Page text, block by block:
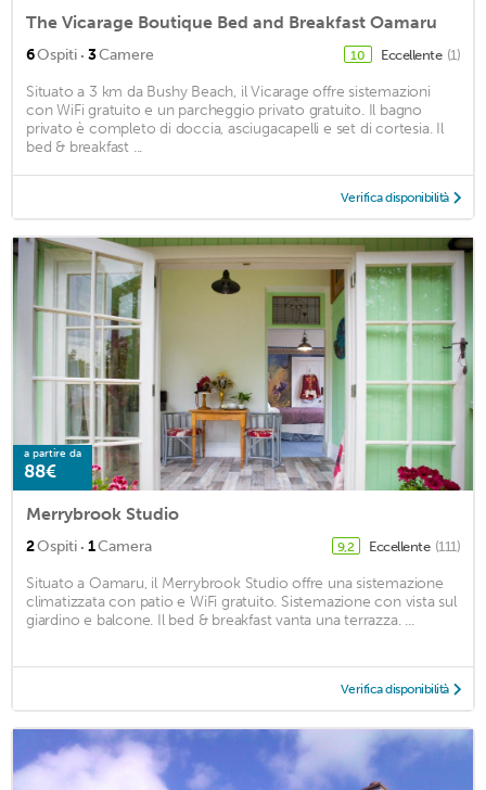
The Vicarage Boutique Bed and Breakfast Oamaru
6Ospiti · 3Camere 10 Eccellente (1)
Situato a 3 km da Bushy Beach, il Vicarage offre sistemazioni
con WiFi gratuito e un parcheggio privato gratuito. Il bagno
privato è completo di doccia, asciugacapelli e set di cortesia. Il
bed & breakfast ...
Verifica disponibilità
a partire da
88€
Merrybrook Studio
2Ospiti · 1Camera 9,2 Eccellente (111)
Situato a Oamaru, il Merrybrook Studio offre una sistemazione
climatizzata con patio e WiFi gratuito. Sistemazione con vista sul
giardino e balcone. Il bed & breakfast vanta una terrazza. ...
Verifica disponibilità